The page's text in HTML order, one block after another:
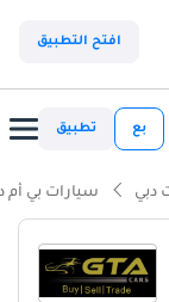
افتح التطبيق
بع تطبيق
دبي سيارات بي أم